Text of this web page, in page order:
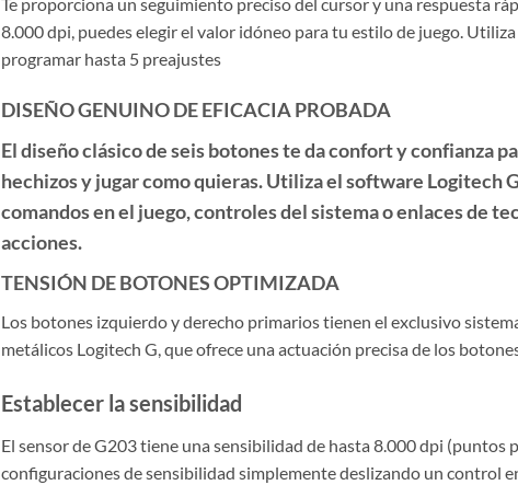
8.000 dpi, puedes elegir el valor idóneo para tu estilo de juego.
programar hasta 5 preajustes
DISEÑO GENUINO DE EFICACIA PROBADA
El diseño clásico de seis botones te da confort y confianza
hechizos y jugar como quieras. Utiliza el software Logitech
comandos en el juego, controles del sistema o enlaces de
acciones.
TENSIÓN DE BOTONES OPTIMIZADA
Los botones izquierdo y derecho primarios tienen el exclusivo
metálicos Logitech G, que ofrece una actuación precisa de los
Establecer la sensibilidad
El sensor de G203 tiene una sensibilidad de hasta 8.000 dpi (puntos
configuraciones de sensibilidad simplemente deslizando un control